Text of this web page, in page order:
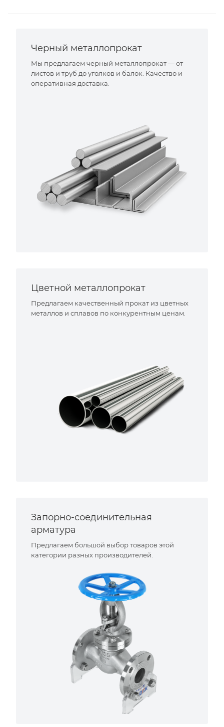
Черный металлопрокат
Мы предлагаем черный металлопрокат — от
листов и труб до уголков и балок. Качество и
оперативная доставка.
Цветной металлопрокат
Предлагаем качественный прокат из цветных
металлов и сплавов по конкурентным ценам.
Запорно-соединительная
арматура
Предлагаем большой выбор товаров этой
категории разных производителей.